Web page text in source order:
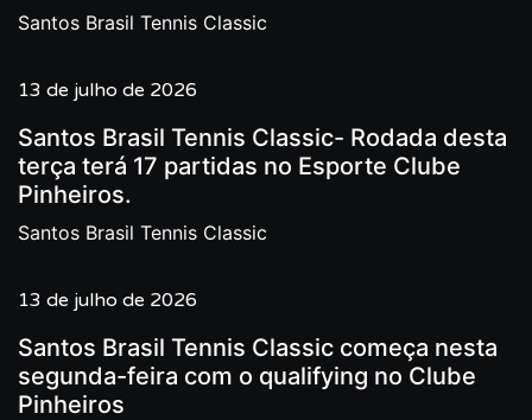
Santos Brasil Tennis Classic
13 de julho de 2026
Santos Brasil Tennis Classic- Rodada desta
terça terá 17 partidas no Esporte Clube
Pinheiros.
Santos Brasil Tennis Classic
13 de julho de 2026
Santos Brasil Tennis Classic começa nesta
segunda-feira com o qualifying no Clube
Pinheiros